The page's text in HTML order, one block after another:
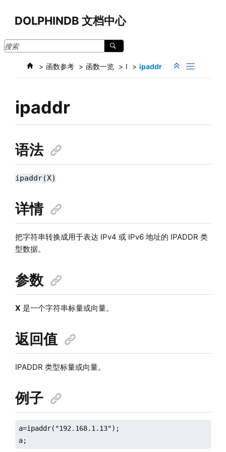
DOLPHINDB 文档中心
函数参考 函数一览 I ipaddr
ipaddr
语法
ipaddr(X)
详情
把字符串转换成用于表达 IPv4 或 IPv6 地址的 IPADDR 类
型数据。
参数
X 是一个字符串标量或向量。
返回值
IPADDR 类型标量或向量。
例子
a=ipaddr("192.168.1.13");
a;